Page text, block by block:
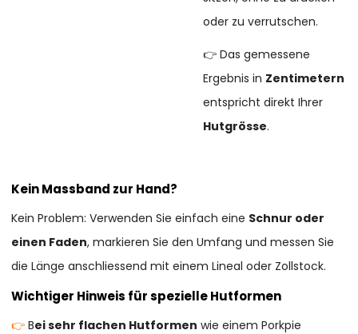
oder zu verrutschen.
👉 Das gemessene
Ergebnis in Zentimetern
entspricht direkt Ihrer
Hutgrösse.
Kein Massband zur Hand?
Kein Problem: Verwenden Sie einfach eine Schnur oder
einen Faden, markieren Sie den Umfang und messen Sie
die Länge anschliessend mit einem Lineal oder Zollstock.
Wichtiger Hinweis für spezielle Hutformen
👉Bei sehr flachen Hutformen wie einem Porkpie